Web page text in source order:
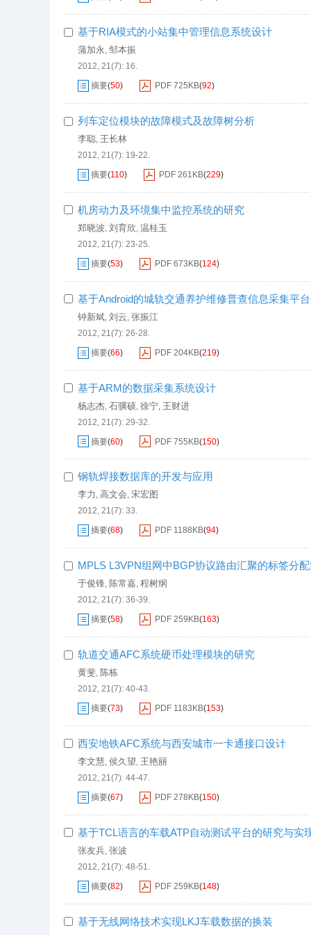
基于RIA模式的小站集中管理信息系统设计
蒲加永, 邹本振
2012, 21(7): 16.
摘要(50) PDF 725KB(92)
列车定位模块的故障模式及故障树分析
李聪, 王长林
2012, 21(7): 19-22.
摘要(110) PDF 261KB(229)
机房动力及环境集中监控系统的研究
郑晓波, 刘育欣, 温桂玉
2012, 21(7): 23-25.
摘要(53) PDF 673KB(124)
基于Android的城轨交通养护维修普查信息采集平
钟新斌 刘云 张振江
2012, 21(7): 26-28.
摘要(66) PDF 204KB(219)
基于ARM的数据采集系统设计
杨志杰 石骥硕 徐宁 王财进
2012, 21(7): 29-32.
摘要(60) PDF 755KB(150)
钢轨焊接数据库的开发与应用
李力 , 高文会, 宋宏图
2012, 21(7): 33.
摘要(68) PDF 1188KB(94)
MPLS L3VPN组网中BGP协议路由汇聚的标签分
于俊锋, 陈常嘉, 程树纲
2012, 21(7): 36-39.
摘要(58) PDF 259KB(163)
轨道交通AFC系统硬币处理模块的研究
黄斐, 陈栋
2012, 21(7): 40-43.
摘要(73) PDF 1183KB(153)
西安地铁AFC系统与西安城市一卡通接口设计
李文慧, 侯久望, 王艳丽
2012, 21(7): 44-47.
摘要(67) PDF 278KB(150)
基于TCL语言的车载ATP自动测试平台的研究与实
张友兵 张波
2012, 21(7): 48-51.
摘要(82) PDF 259KB(148)
基于无线网络技术实现LKJ车载数据的换装